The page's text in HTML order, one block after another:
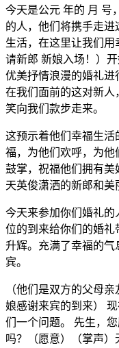
今天是公元 年的 月 号
的人，他们将携手走
生活，在这里让我们
请新郎 新娘入场！）
优美抒情浪漫的婚礼进
在我们面前的这对新
笑向我们款步走来。
这预示着他们幸福生
福，为他们欢呼，为
鼓掌，祝福他们拥有
天英俊潇洒的新郎和美
今天来参加你们婚礼
位的到来给你们的婚
升辉。充满了幸福的
宾。
（他们是双方的父母
娘感谢来宾的到来）
们一个问题。 先生，
吗？（愿意）（掌声